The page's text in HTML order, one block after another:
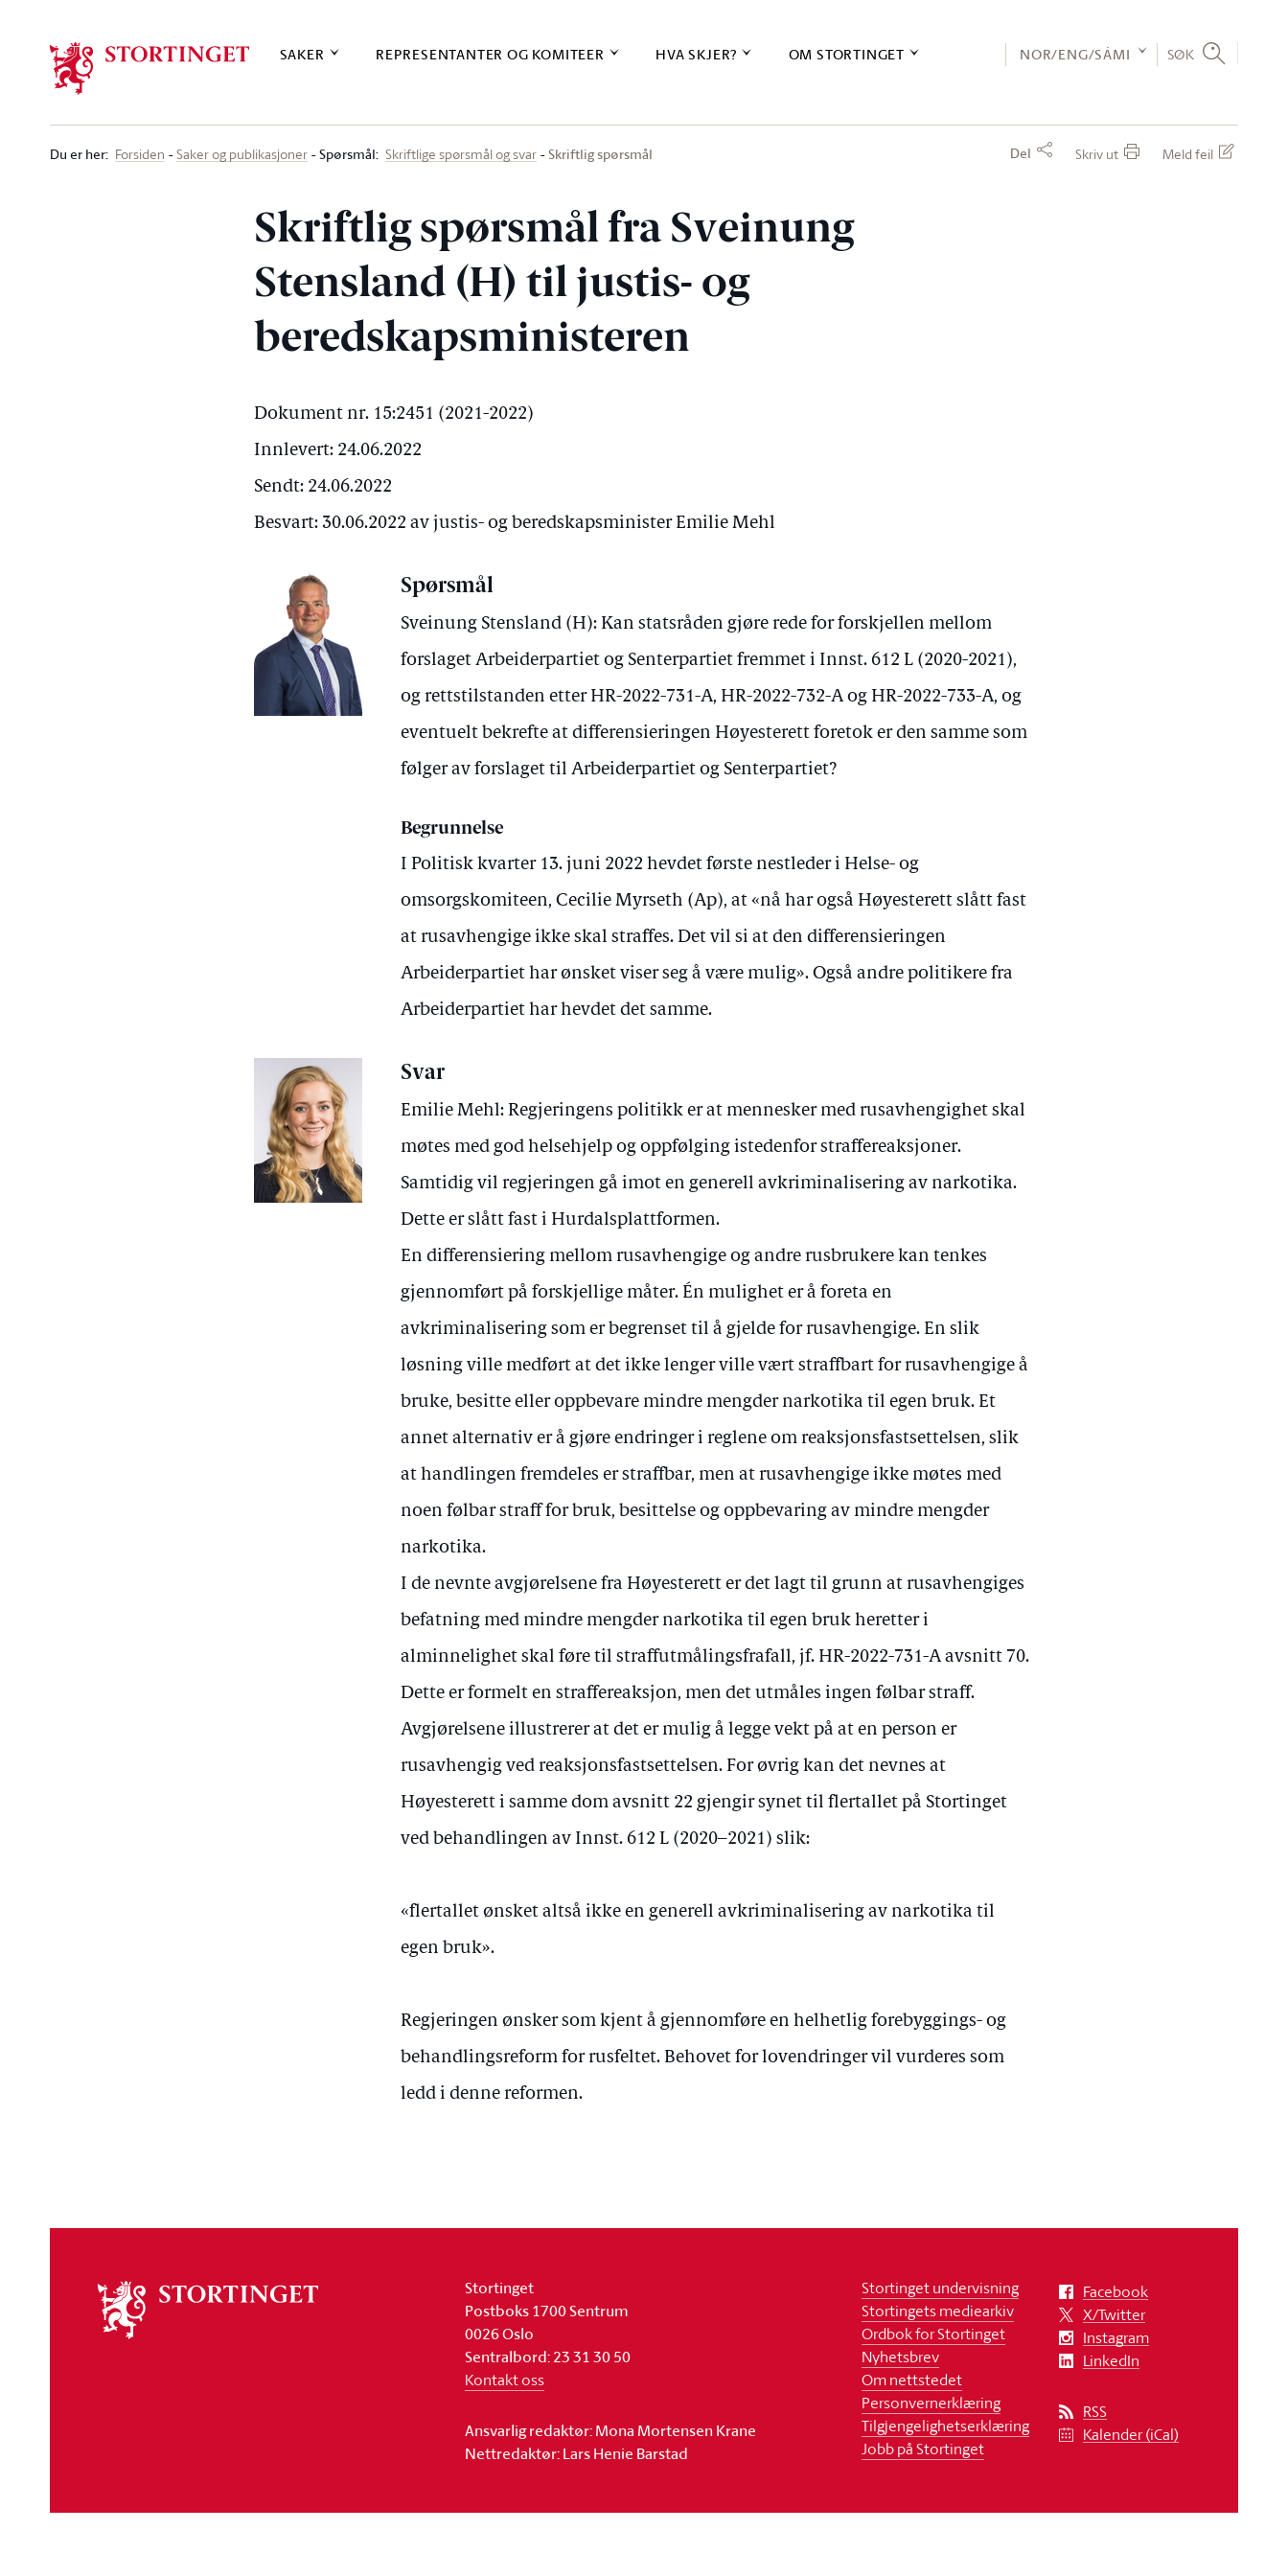
SAKER REPRESENTANTER OG KOMITEER HVA SKJER? OM STORTINGET NOR/ENG/SÁMI SØK
Du er her: Forsiden Saker og publikasjoner Spørsmål: Skriftlige spørsmål og svar Skriftlig spørsmål Del Skriv ut Meld feil
Skriftlig spørsmål fra Sveinung
Stensland (H) til justis- og
beredskapsministeren
Dokument nr. 15:2451 (2021-2022)
Innlevert: 24.06.2022
Sendt: 24.06.2022
Besvart: 30.06.2022 av justis- og beredskapsminister Emilie Mehl
Spørsmål
Sveinung Stensland (H): Kan statsråden gjøre rede for forskjellen mellom
forslaget Arbeiderpartiet og Senterpartiet fremmet i Innst. 612 L (2020-2021),
og rettstilstanden etter HR-2022-731-A, HR-2022-732-A og HR-2022-733-A, og
eventuelt bekrefte at differensieringen Høyesterett foretok er den samme som
følger av forslaget til Arbeiderpartiet og Senterpartiet?
Begrunnelse
I Politisk kvarter 13. juni 2022 hevdet første nestleder i Helse- og
omsorgskomiteen, Cecilie Myrseth (Ap), at «nå har også Høyesterett slått fast
at rusavhengige ikke skal straffes. Det vil si at den differensieringen
Arbeiderpartiet har ønsket viser seg å være mulig». Også andre politikere fra
Arbeiderpartiet har hevdet det samme.
Svar
Emilie Mehl: Regjeringens politikk er at mennesker med rusavhengighet skal
møtes med god helsehjelp og oppfølging istedenfor straffereaksjoner.
Samtidig vil regjeringen gå imot en generell avkriminalisering av narkotika.
Dette er slått fast i Hurdalsplattformen.
En differensiering mellom rusavhengige og andre rusbrukere kan tenkes
gjennomført på forskjellige måter. Én mulighet er å foreta en
avkriminalisering som er begrenset til å gjelde for rusavhengige. En slik
løsning ville medført at det ikke lenger ville vært straffbart for rusavhengige å
bruke, besitte eller oppbevare mindre mengder narkotika til egen bruk. Et
annet alternativ er å gjøre endringer i reglene om reaksjonsfastsettelsen, slik
at handlingen fremdeles er straffbar, men at rusavhengige ikke møtes med
noen følbar straff for bruk, besittelse og oppbevaring av mindre mengder
narkotika.
I de nevnte avgjørelsene fra Høyesterett er det lagt til grunn at rusavhengiges
befatning med mindre mengder narkotika til egen bruk heretter i
alminnelighet skal føre til straffutmålingsfrafall, jf. HR-2022-731-A avsnitt 70.
Dette er formelt en straffereaksjon, men det utmåles ingen følbar straff.
Avgjørelsene illustrerer at det er mulig å legge vekt på at en person er
rusavhengig ved reaksjonsfastsettelsen. For øvrig kan det nevnes at
Høyesterett i samme dom avsnitt 22 gjengir synet til flertallet på Stortinget
ved behandlingen av Innst. 612 L (2020–2021) slik:
«flertallet ønsket altså ikke en generell avkriminalisering av narkotika til
egen bruk».
Regjeringen ønsker som kjent å gjennomføre en helhetlig forebyggings- og
behandlingsreform for rusfeltet. Behovet for lovendringer vil vurderes som
ledd i denne reformen.
stortinget
Stortinget
Postboks 1700 Sentrum
0026 Oslo
Sentralbord: 23 31 30 50
Kontakt oss
Ansvarlig redaktør: Mona Mortensen Krane
Nettredaktør: Lars Henie Barstad
Stortinget undervisning
Stortingets mediearkiv
Ordbok for Stortinget
Nyhetsbrev
Om nettstedet
Personvernerklæring
Tilgjengelighetserklæring
Jobb på Stortinget
Facebook
X/Twitter
Instagram
LinkedIn
RSS
Kalender (iCal)